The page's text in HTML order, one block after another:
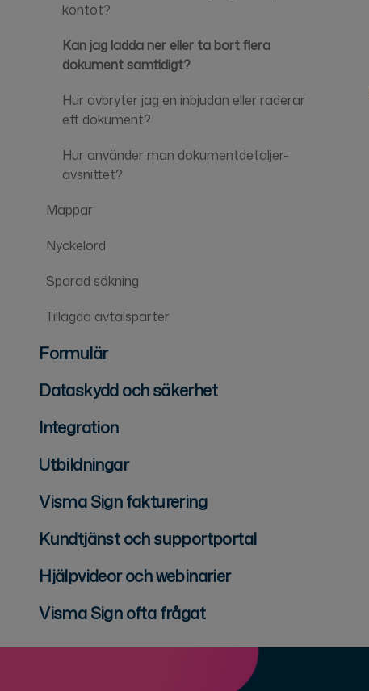
kontot?
Kan jag ladda ner eller ta bort flera
dokument samtidigt?
Hur avbryter jag en inbjudan eller raderar
ett dokument?
Hur använder man dokumentdetaljer-
avsnittet?
Mappar
Nyckelord
Sparad sökning
Tillagda avtalsparter
Formulär
Dataskydd och säkerhet
Integration
Utbildningar
Visma Sign fakturering
Kundtjänst och supportportal
Hjälpvideor och webinarier
Visma Sign ofta frågat